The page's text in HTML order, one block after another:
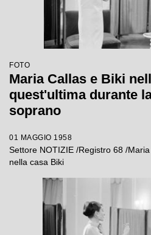
FOTO
Maria Callas e Biki
quest'ultima durante
soprano
01 MAGGIO 1958
Settore NOTIZIE /Registro 68 /
nella casa Biki